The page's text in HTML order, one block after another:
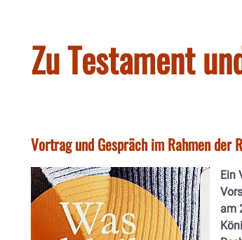
Zu Testament
Vortrag und Gespräch im Rahmen der
Ein
am